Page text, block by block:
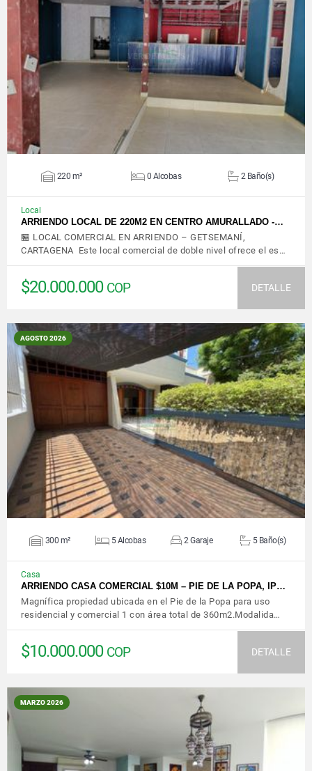
VER DETALLES
220 m² 0 Alcobas 2 Baño(s)
Local
ARRIENDO LOCAL DE 220M2 EN CENTRO AMURALLADO -…
🏪 LOCAL COMERCIAL EN ARRIENDO – GETSEMANÍ,
CARTAGENA Este local comercial de doble nivel ofrece el es…
$20.000.000 COP DETALLE
AGOSTO 2026
VER DETALLES
300 m² 5 Alcobas 2 Garaje 5 Baño(s)
Casa
ARRIENDO CASA COMERCIAL $10M – PIE DE LA POPA, IP…
Magnífica propiedad ubicada en el Pie de la Popa para uso
residencial y comercial 1 con área total de 360m2.Modalida…
$10.000.000 COP DETALLE
MARZO 2026